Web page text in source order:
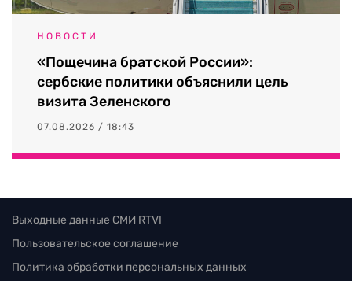
НОВОСТИ
«Пощечина братской России»:
сербские политики объяснили цель
визита Зеленского
07.08.2026 / 18:43
Выходные данные СМИ RTVI
Пользовательское соглашение
Политика обработки персональных данных